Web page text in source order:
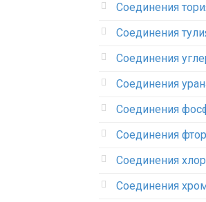
Соединения
Соединения
Соединения
Соединения
Соединения
Соединения
Соединения
Соединения